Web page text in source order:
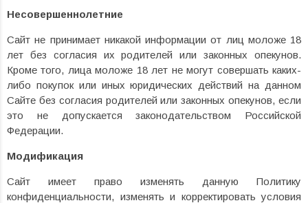
Несовершеннолетние
Сайт не принимает никакой информации от лиц моложе 18
лет без согласия их родителей или законных опекунов.
Кроме того, лица моложе 18 лет не могут совершать каких-
либо покупок или иных юридических действий на данном
Сайте без согласия родителей или законных опекунов, если
это не допускается законодательством Российской
Федерации.
Модификация
Сайт имеет право изменять данную Политику
конфиденциальности, изменять и корректировать условия